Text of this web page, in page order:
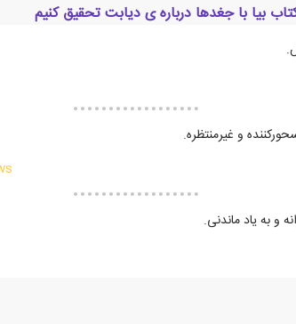
بیا با جغدها درباره ی دیابت تحقیق کنیم
و غیرمنتظره.
و به یاد ماندنی.